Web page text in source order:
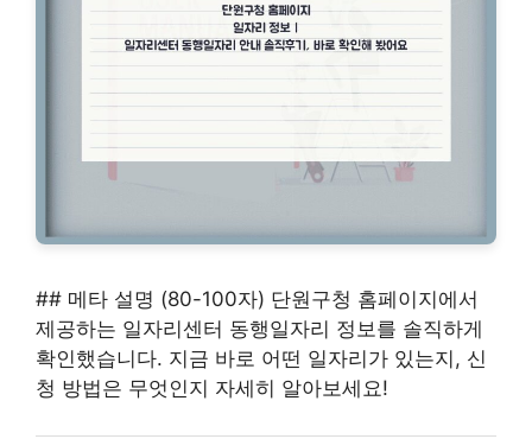
## 메타 설명 (80-100자) 단원구청 홈페이지에서
제공하는 일자리센터 동행일자리 정보를 솔직하게
확인했습니다. 지금 바로 어떤 일자리가 있는지, 신
청 방법은 무엇인지 자세히 알아보세요!